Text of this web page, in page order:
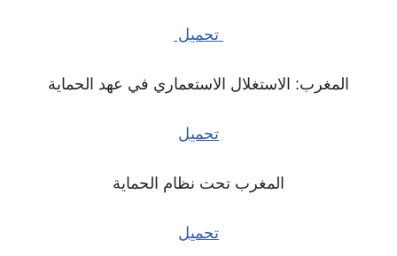
تحميل
المغرب: الاستغلال الاستعماري في عهد الحماية
تحميل
المغرب تحت نظام الحماية
تحميل